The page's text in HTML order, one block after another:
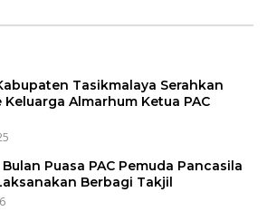
Tasikmalaya Serahkan
Almarhum Ketua PAC
Puasa PAC Pemuda Pancasila
Berbagi Takjil